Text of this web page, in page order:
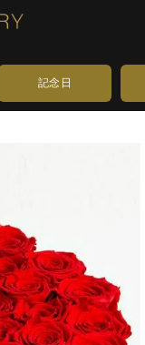
記念日